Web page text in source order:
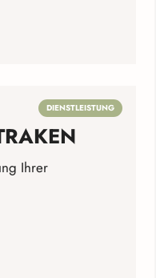
DIENSTLEISTUNG
Ihrer